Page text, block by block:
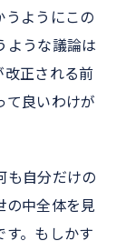
うようにこの
ような議論は
改正される前
て良いわけが
も自分だけの
の中全体を見
。もしかす